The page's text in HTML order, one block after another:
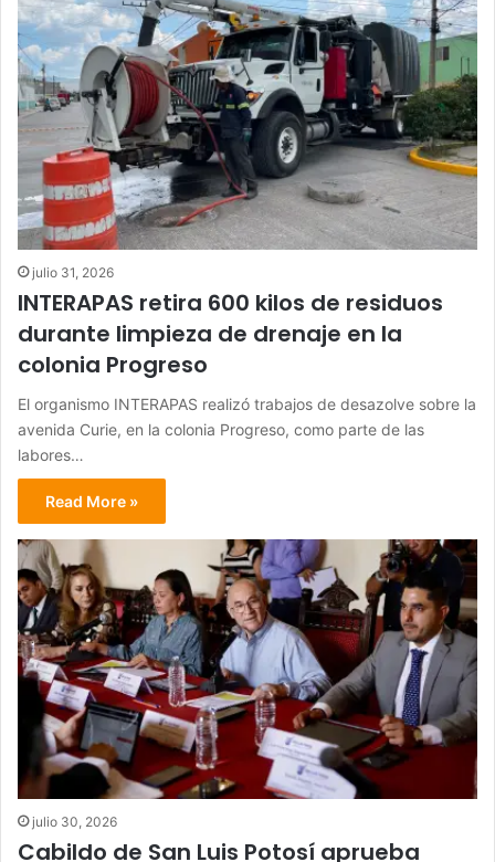
julio 31, 2026
INTERAPAS retira 600 kilos de residuos
durante limpieza de drenaje en la
colonia Progreso
El organismo INTERAPAS realizó trabajos de desazolve sobre la
avenida Curie, en la colonia Progreso, como parte de las
labores…
Read More »
julio 30, 2026
Cabildo de San Luis Potosí aprueba